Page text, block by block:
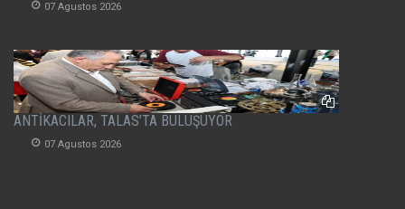
07 Agustos 2026
ANTİKACILAR, TALAS’TA BULUŞUYOR
07 Agustos 2026